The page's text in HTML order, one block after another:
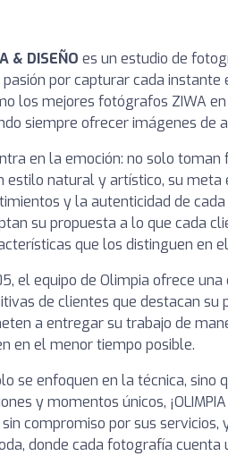
& DISEÑO es un estudio de
por capturar cada instante
los mejores fotógrafos ZIWA
siempre ofrecer imágenes de
en la emoción: no solo
estilo natural y artístico, su
y la autenticidad de
su propuesta a lo que cada
que los distinguen en
el equipo de Olimpia ofrece
de clientes que destacan
a entregar su trabajo de
en el menor tiempo posible.
se enfoquen en la técnica, sino
y momentos únicos, ¡OLIMPIA
compromiso por sus servicios,
donde cada fotografía cuenta